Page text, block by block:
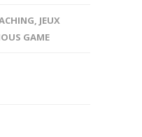
, JEUX
GAME